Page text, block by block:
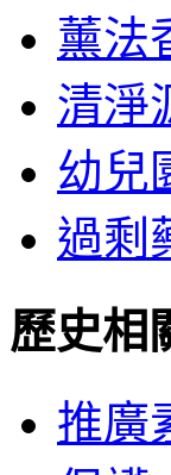
薰法
清淨
幼兒
過剩
歷史相
推廣